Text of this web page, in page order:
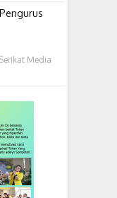
Media